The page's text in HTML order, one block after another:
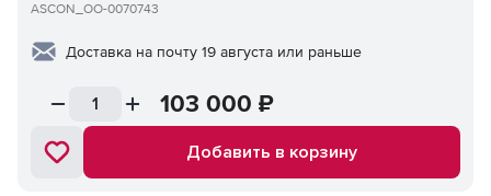
ASCON_ОО-0070743
Доставка на почту 19 августа или раньше
103 000 ₽
Добавить в корзину